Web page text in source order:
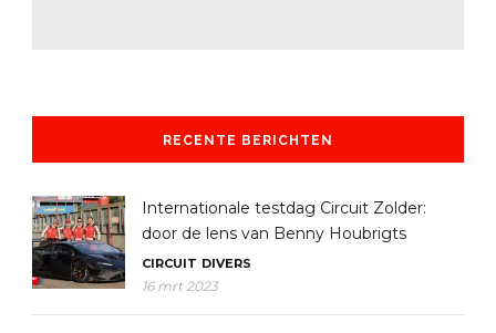
RECENTE BERICHTEN
Internationale testdag Circuit Zolder:
door de lens van Benny Houbrigts
CIRCUIT DIVERS
16 mrt 2023